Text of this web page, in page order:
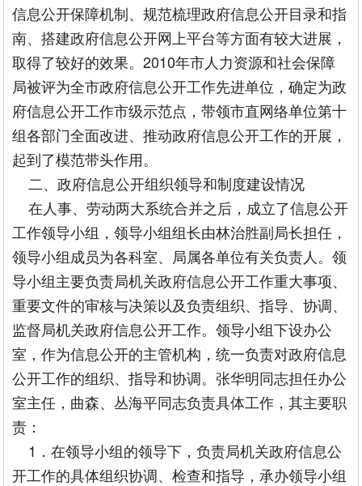
信息公开保障机制、规范梳理政府信息公开目录和指
南、搭建政府信息公开网上平台等方面有较大进展，
取得了较好的效果。2010年市人力资源和社会保障
局被评为全市政府信息公开工作先进单位，确定为政
府信息公开工作市级示范点，带领市直网络单位第十
组各部门全面改进、推动政府信息公开工作的开展，
起到了模范带头作用。
二、政府信息公开组织领导和制度建设情况
在人事、劳动两大系统合并之后，成立了信息公开
工作领导小组，领导小组组长由林治胜副局长担任，
领导小组成员为各科室、局属各单位有关负责人。领
导小组主要负责局机关政府信息公开工作重大事项、
重要文件的审核与决策以及负责组织、指导、协调、
监督局机关政府信息公开工作。领导小组下设办公
室，作为信息公开的主管机构，统一负责对政府信息
公开工作的组织、指导和协调。张华明同志担任办公
室主任，曲森、丛海平同志负责具体工作，其主要职
责：
1．在领导小组的领导下，负责局机关政府信息公
开工作的具体组织协调、检查和指导，承办领导小组